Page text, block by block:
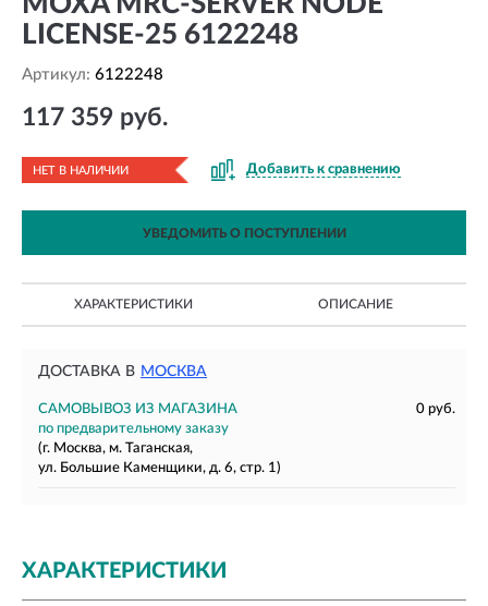
LICENSE-25 6122248
Артикул: 6122248
117 359 руб.
НЕТ В НАЛИЧИИ Добавить к сравнению
УВЕДОМИТЬ О ПОСТУПЛЕНИИ
ХАРАКТЕРИСТИКИ ОПИСАНИЕ
ДОСТАВКА В МОСКВА
САМОВЫВОЗ ИЗ МАГАЗИНА
0 руб.
по предварительному заказу
(г. Москва, м. Таганская,
ул. Большие Каменщики, д. 6, стр. 1)
ХАРАКТЕРИСТИКИ